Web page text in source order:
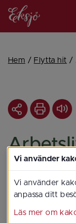
Hem / Flytta hit /
I Eksjö
närhet och
många
Vi använder
Vi använder
anpassa ditt
Läs mer om